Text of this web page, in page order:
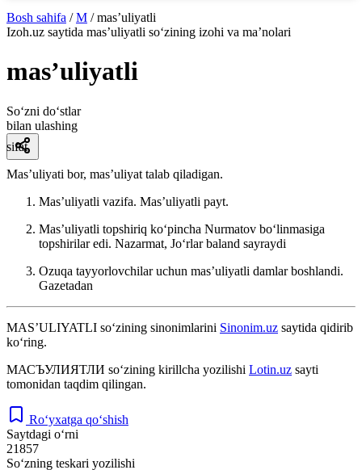
Bosh sahifa / M / masʼuliyatli
Izoh.uz saytida masʼuliyatli so‘zining izohi va ma’nolari
masʼuliyatli
So‘zni do‘stlar
bilan ulashing
sifat
Masʼuliyati bor, masʼuliyat talab qiladigan.
Masʼuliyatli vazifa. Masʼuliyatli payt.
Masʼuliyatli topshiriq koʻpincha Nurmatov boʻlinmasiga
topshirilar edi. Nazarmat, Joʻrlar baland sayraydi
Ozuqa tayyorlovchilar uchun masʼuliyatli damlar boshlandi.
Gazetadan
MASʼULIYATLI so‘zining sinonimlarini Sinonim.uz saytida qidirib
ko‘ring.
МАСЪУЛИЯТЛИ so‘zining kirillcha yozilishi Lotin.uz sayti
tomonidan taqdim qilingan.
Ro‘yxatga qo‘shish
Saytdagi o‘rni
21857
So‘zning teskari yozilishi